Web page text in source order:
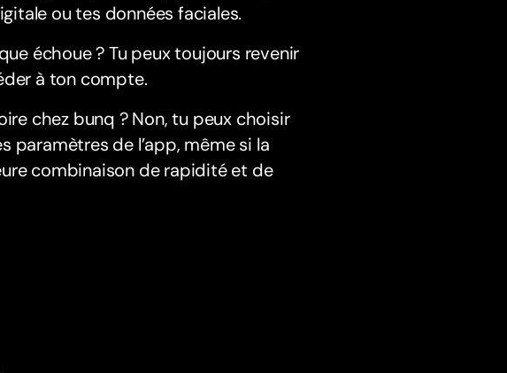
ou tes données faciales.
échoue ? Tu peux toujours revenir
à ton compte.
chez bunq ? Non, tu peux choisir
paramètres de l’app, même si la
combinaison de rapidité et de